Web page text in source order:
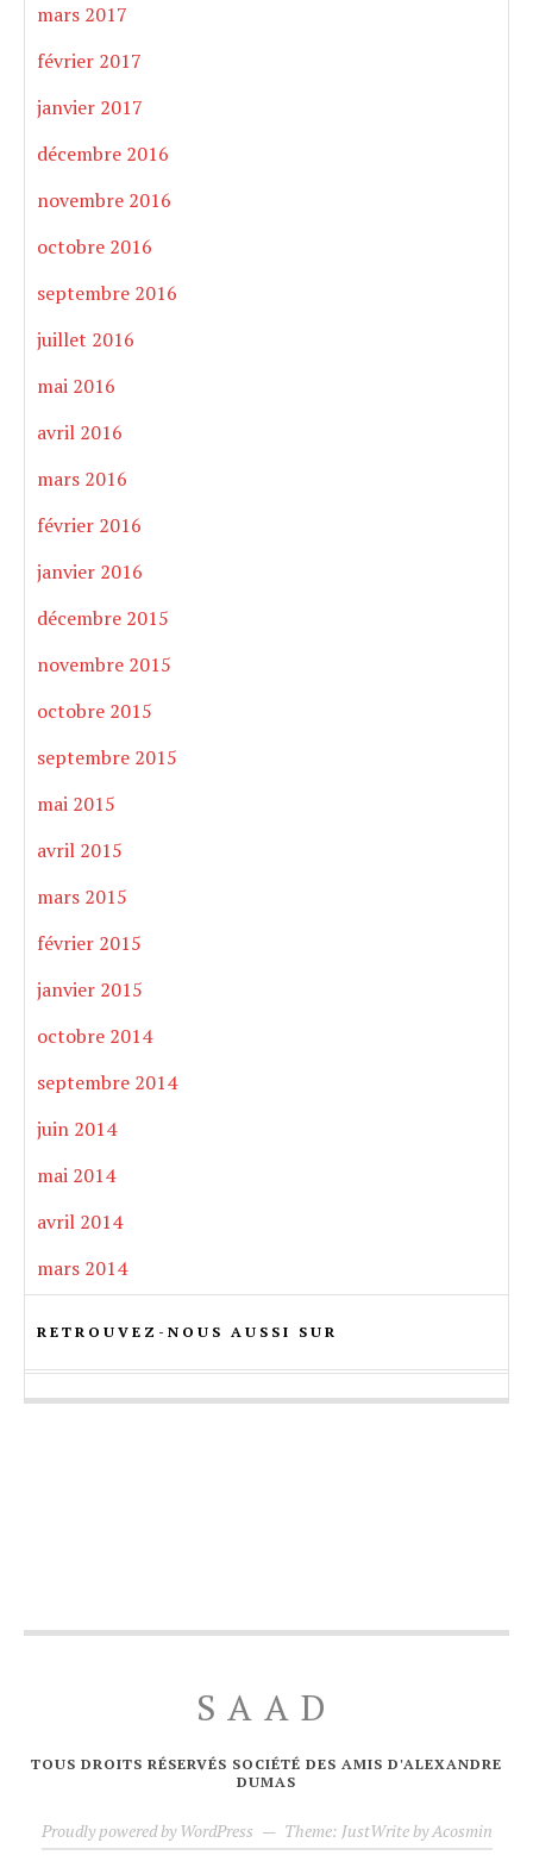
mars 2017
février 2017
janvier 2017
décembre 2016
novembre 2016
octobre 2016
septembre 2016
juillet 2016
mai 2016
avril 2016
mars 2016
février 2016
janvier 2016
décembre 2015
novembre 2015
octobre 2015
septembre 2015
mai 2015
avril 2015
mars 2015
février 2015
janvier 2015
octobre 2014
septembre 2014
juin 2014
mai 2014
avril 2014
mars 2014
RETROUVEZ-NOUS AUSSI SUR
SAAD
TOUS DROITS RÉSERVÉS SOCIÉTÉ DES AMIS D'ALEXANDRE
DUMAS
Proudly powered by WordPress — Theme: JustWrite by Acosmin